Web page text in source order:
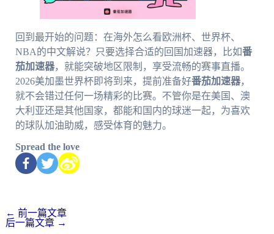
回到最开始的问题：在海外怎么看欧洲杯、世界杯、
NBA的中文解说？只要选择合适的回国加速器，比如番
茄加速器，就能突破地区限制，享受流畅的赛事直播。
2026美加墨世界杯即将到来，提前准备好番茄加速器，
就不会错过任何一场精彩的比赛。不管你是在美国、澳
大利亚还是其他国家，都能和国内的球迷一起，为喜欢
的球队加油助威，感受体育的魅力。
Spread the love
← 前一篇文章
后一篇文章 →